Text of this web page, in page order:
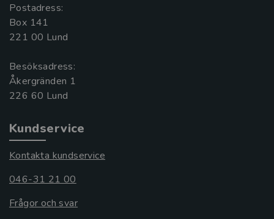
Postadress:
Box 141
221 00 Lund
Besöksadress:
Åkergränden 1
Kundservice
Kontakta kundservice
046-31 21 00
Frågor och svar